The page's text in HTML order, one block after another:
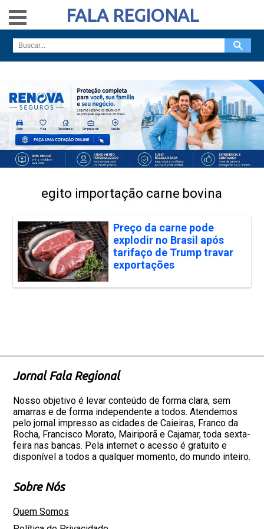
FALA REGIONAL
egito importação carne bovina
Preço da carne pode
explodir no Brasil após
tarifaço de Trump travar
exportações
Jornal Fala Regional
Nosso objetivo é levar conteúdo de forma clara, sem
amarras e de forma independente a todos. Atendemos
pelo jornal impresso as cidades de Caieiras, Franco da
Rocha, Francisco Morato, Mairiporã e Cajamar, toda sexta-
feira nas bancas. Pela internet o acesso é gratuito e
disponível a todos a qualquer momento, do mundo inteiro.
Sobre Nós
Quem Somos